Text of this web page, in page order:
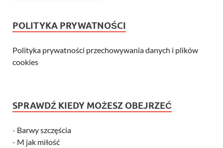
POLITYKA PRYWATNOŚCI
Polityka prywatności przechowywania danych i plików
cookies
SPRAWDŹ KIEDY MOŻESZ OBEJRZEĆ
- Barwy szczęścia
- M jak miłość